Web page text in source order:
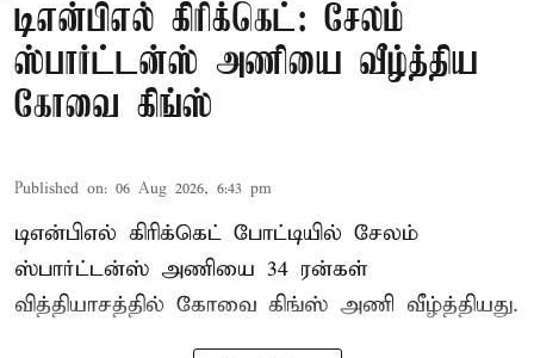
டிஎன்பிஎல் கிரிக்கெட்: சேலம்
ஸ்பார்ட்டன்ஸ் அணியை வீழ்த்திய
கோவை கிங்ஸ்
Published on: 06 Aug 2026, 6:43 pm
டிஎன்பிஎல் கிரிக்கெட் போட்டியில் சேலம்
ஸ்பார்ட்டன்ஸ் அணியை 34 ரன்கள்
வித்தியாசத்தில் கோவை கிங்ஸ் அணி வீழ்த்தியது.